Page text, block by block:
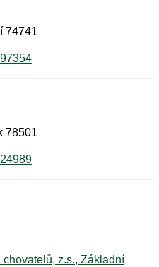
74741
78501
chovatelů, z.s., Základní